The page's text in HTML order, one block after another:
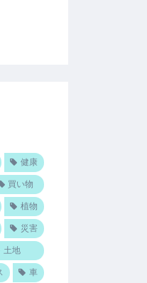
健康
買い物
植物
災害
土地
車